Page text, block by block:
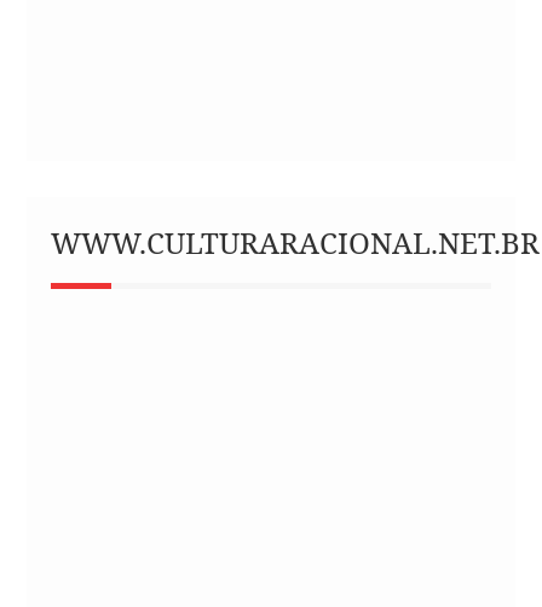
WWW.CULTURARACIONAL.NET.BR